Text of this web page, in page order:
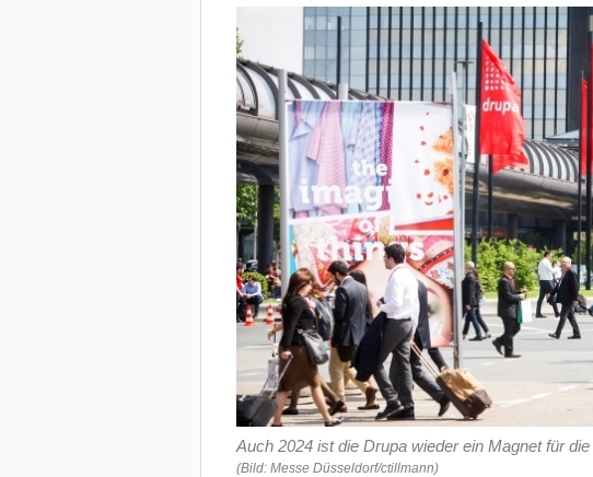
Auch 2024 ist die Drupa wieder ein Magnet für
(Bild: Messe Düsseldorf/ctillmann)